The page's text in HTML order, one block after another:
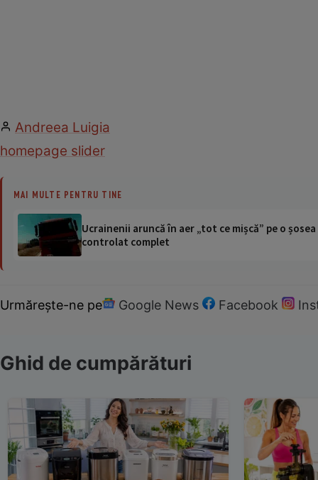
Andreea Luigia
homepage slider
MAI MULTE PENTRU TINE
Ucrainenii aruncă în aer „tot ce mișcă” pe o
controlat complet
Urmărește-ne pe Google News Facebook
Ghid de cumpărături